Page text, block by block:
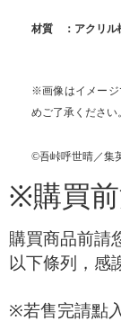
材質 ：アクリル
※画像はイメージ
めご了承ください。
©吾峠呼世晴／集
※購買
購買商品前請
以下條列，感
※若售完請點